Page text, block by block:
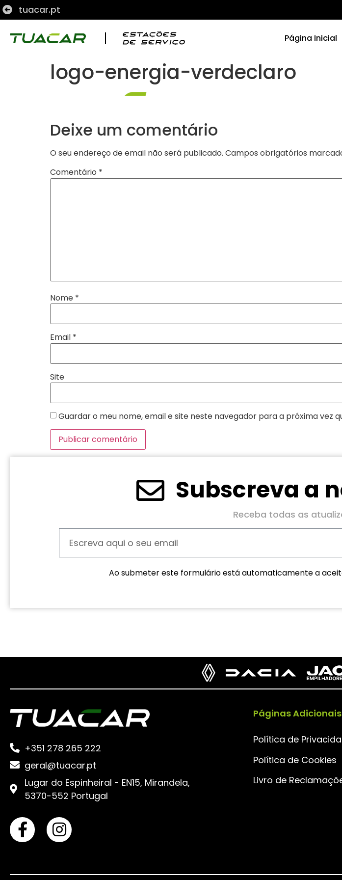
tuacar.pt
Página Inicial
logo-energia-verdeclaro
Deixe um comentário
O seu endereço de email não será publicado. Campos obrigatórios
Comentário *
Nome *
Email *
Site
Guardar o meu nome, email e site neste navegador para a próxima vez
Subscreva a
Receba todas as
Ao submeter este formulário está automaticamente a
+351 278 265 222
geral@tuacar.pt
Lugar do Espinheiral - EN15, Mirandela,
5370-552 Portugal
Páginas Adicionais
Política de
Política de Cookies
Livro de